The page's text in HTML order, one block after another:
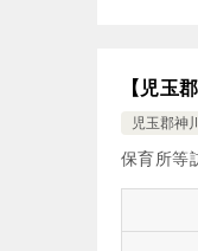
【児玉
児玉郡神
保育所等